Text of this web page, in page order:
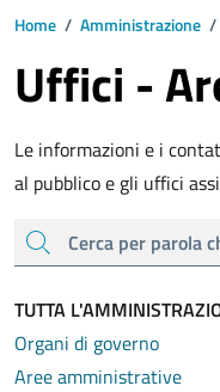
Home / Amministrazione /
Uffici -
Le informazioni e i
al pubblico e gli uffici
cerca
TUTTA
Organi di governo
Aree amministrative